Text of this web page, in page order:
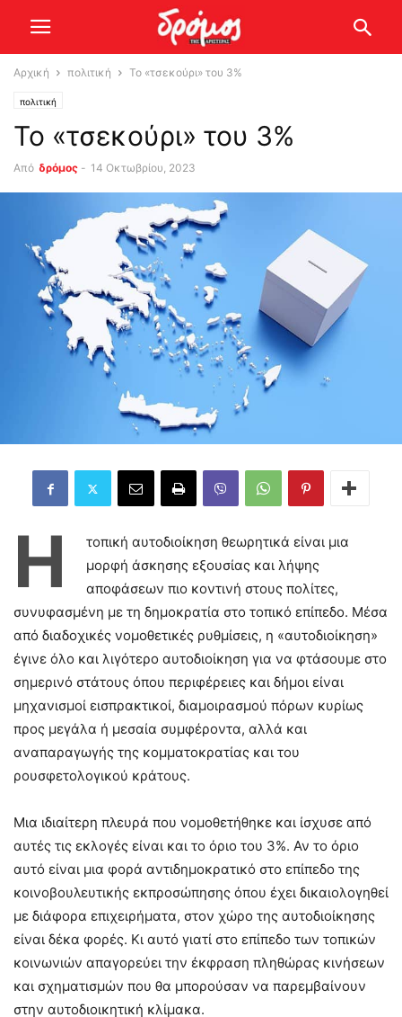
Αρχική πολιτική Το «τσεκούρι» του 3%
πολιτική
Το «τσεκούρι» του 3%
Από δρόμος - 14 Οκτωβρίου, 2023
Η
τοπική αυτοδιοίκηση θεωρητικά είναι μια
μορφή άσκησης εξουσίας και λήψης
αποφάσεων πιο κοντινή στους πολίτες,
συνυφασμένη με τη δημοκρατία στο τοπικό επίπεδο. Μέσα
από διαδοχικές νομοθετικές ρυθμίσεις, η «αυτοδιοίκηση»
έγινε όλο και λιγότερο αυτοδιοίκηση για να φτάσουμε στο
σημερινό στάτους όπου περιφέρειες και δήμοι είναι
μηχανισμοί εισπρακτικοί, διαμοιρασμού πόρων κυρίως
προς μεγάλα ή μεσαία συμφέροντα, αλλά και
αναπαραγωγής της κομματοκρατίας και του
ρουσφετολογικού κράτους.
Μια ιδιαίτερη πλευρά που νομοθετήθηκε και ίσχυσε από
αυτές τις εκλογές είναι και το όριο του 3%. Αν το όριο
αυτό είναι μια φορά αντιδημοκρατικό στο επίπεδο της
κοινοβουλευτικής εκπροσώπησης όπου έχει δικαιολογηθεί
με διάφορα επιχειρήματα, στον χώρο της αυτοδιοίκησης
είναι δέκα φορές. Κι αυτό γιατί στο επίπεδο των τοπικών
κοινωνιών απαγορεύει την έκφραση πληθώρας κινήσεων
και σχηματισμών που θα μπορούσαν να παρεμβαίνουν
στην αυτοδιοικητική κλίμακα.